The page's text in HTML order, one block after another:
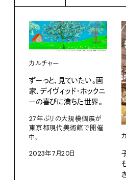
カルチャー
ずーっと、見ていたい。画
家、デイヴィッド・ホックニ
ーの喜びに満ちた世界。
27年ぶりの大規模個展が
東京都現代美術館で開催
中。
2023年7月20日